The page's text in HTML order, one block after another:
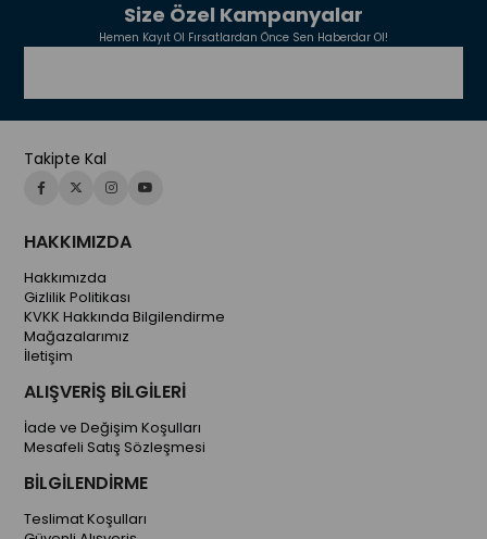
Size Özel Kampanyalar
Hemen Kayıt Ol Fırsatlardan Önce Sen Haberdar Ol!
Takipte Kal
HAKKIMIZDA
Hakkımızda
Gizlilik Politikası
KVKK Hakkında Bilgilendirme
Mağazalarımız
İletişim
ALIŞVERİŞ BİLGİLERİ
İade ve Değişim Koşulları
Mesafeli Satış Sözleşmesi
BİLGİLENDİRME
Teslimat Koşulları